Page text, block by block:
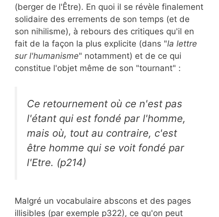
(berger de l'Être). En quoi il se révèle finalement
solidaire des errements de son temps (et de
son nihilisme), à rebours des critiques qu'il en
fait de la façon la plus explicite (dans "la lettre
sur l'humanisme" notamment) et de ce qui
constitue l'objet même de son "tournant" :
Ce retournement où ce n'est pas
l'étant qui est fondé par l'homme,
mais où, tout au contraire, c'est
être homme qui se voit fondé par
l'Etre. (p214)
Malgré un vocabulaire abscons et des pages
illisibles (par exemple p322), ce qu'on peut